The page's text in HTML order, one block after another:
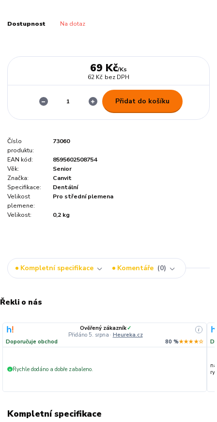
Dostupnost Na dotaz
69 Kč/Ks
62 Kč bez DPH
Přidat do košíku
Číslo
produktu:
73060
EAN kód:
8595602508754
Věk:
Senior
Značka:
Canvit
Specifikace:
Dentální
Velikost
plemene:
Pro střední plemena
Velikost: 0,2 kg
Kompletní specifikace Komentáře 0
Řekli o nás
Ověřený zákazník✓
Přidáno 5. srpna · Heureka.cz
i
Doporučuje obchod 80 %★★★★☆
+ Rychle dodáno a dobře zabaleno.
Kompletní specifikace